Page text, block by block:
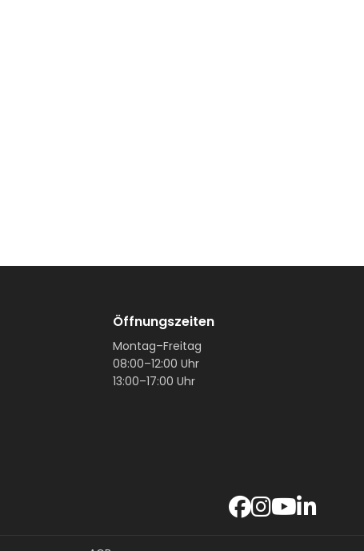
Öffnungszeiten
Montag–Freitag
08:00–12:00 Uhr
13:00–17:00 Uhr